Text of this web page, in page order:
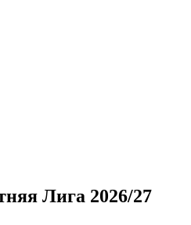
Лига 2026/27